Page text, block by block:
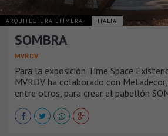
ARQUITECTURA EFÍMERA ITALIA
SOMBRA
MVRDV
Para la exposición Time Space
MVRDV ha colaborado con
entre otros, para crear el pabellón